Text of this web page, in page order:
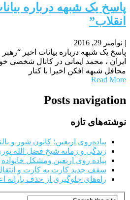
پاسخ یک شبهه درباره
انقلاب”
| نوامبر 29, 2016
پاسخ یک شبهه درباره بیانات اخیر
ایران ، محمد ایمانی در کانال شخصی
محافل شبهه افکن اخیرا با کنار
Read More
Posts navigation
نوشته‌های تازه
پیاده‌روی اربعین؛ کانون شور و
زندگی و زمانه شیخ فضل الله
پیاده روی اربعین ومشکل خانواده
سقف جدید کارت به کارت و
راه‌های جلوگیری از حذف یارانه